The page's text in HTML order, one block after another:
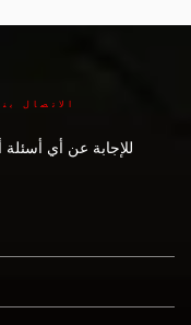
الاتصال
للإجابة عن أي